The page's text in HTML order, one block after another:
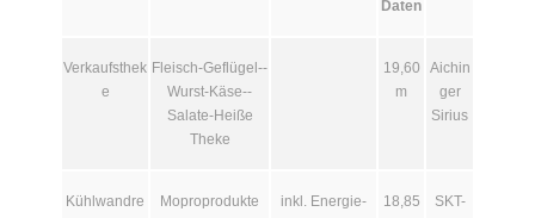
Daten
Verkaufsthek
e
Fleisch-Geflügel-­
Wurst-Käse-­
Salate-Heiße
Theke
19,60
m
Aichin
ger
Sirius
Kühlwandre
Moproprodukte
inkl. Energie­
18,85
SKT-